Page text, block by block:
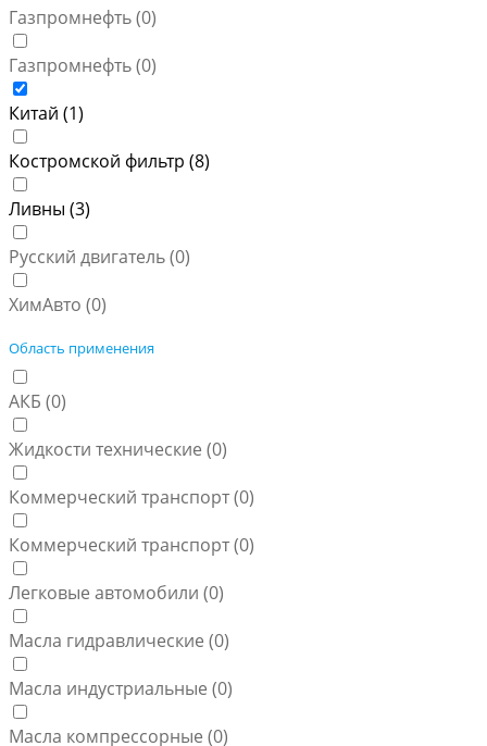
Газпромнефть (0)
Газпромнефть (0)
Китай (1)
Костромской фильтр (8)
Ливны (3)
Русский двигатель (0)
ХимАвто (0)
Область применения
АКБ (0)
Жидкости технические (0)
Коммерческий транспорт (0)
Коммерческий транспорт (0)
Легковые автомобили (0)
Масла гидравлические (0)
Масла индустриальные (0)
Масла компрессорные (0)